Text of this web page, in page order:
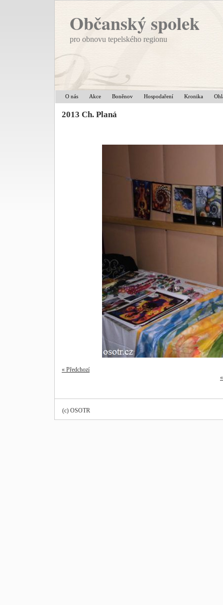
Občanský spolek
pro obnovu tepelského regionu
O nás Akce Boněnov Hospodaření Kronika
2013 Ch. Planá
« Předchozí
(c) OSOTR